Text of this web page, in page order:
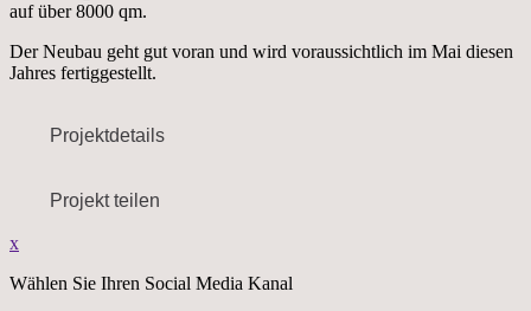
auf über 8000 qm.
Der Neubau geht gut voran und wird voraussichtlich im Mai diesen
Jahres fertiggestellt.
Projektdetails
Projekt teilen
x
Wählen Sie Ihren Social Media Kanal